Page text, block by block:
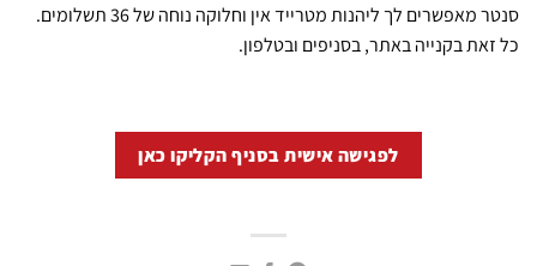
סנטר מאפשרים לך ליהנות מטרייד אין וחלוקה נוחה של 36 תשלומים.
כל זאת בקנייה באתר, בסניפים ובטלפון.
לפגישה אישית בסניף הקליקו כאן